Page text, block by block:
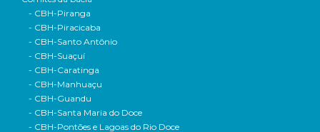
- CBH-Piranga
- CBH-Piracicaba
- CBH-Santo Antônio
- CBH-Suaçuí
- CBH-Caratinga
- CBH-Manhuaçu
- CBH-Guandu
- CBH-Santa Maria do Doce
- CBH-Pontões e Lagoas do Rio Doce